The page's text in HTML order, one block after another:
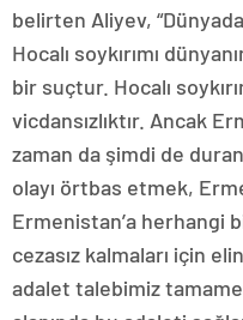
belirten Aliyev,
Hocalı soykırımı
bir suçtur. Hocalı
vicdansızlıktır. Ancak
zaman da şimdi de
olayı örtbas etmek,
Ermenistan’a herhangi
cezasız kalmaları için
adalet talebimiz